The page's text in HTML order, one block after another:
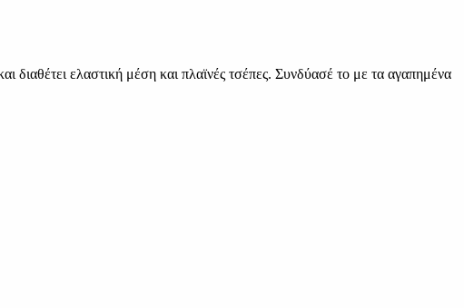
ελαστική μέση και πλαϊνές τσέπες. Συνδύασέ το με τα αγαπημένα